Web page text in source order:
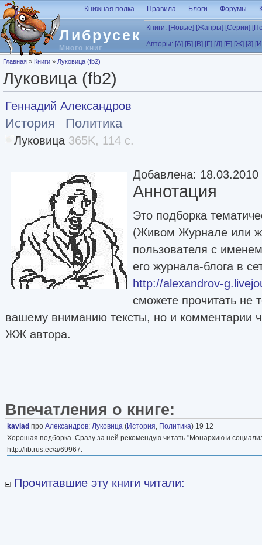
Перейти к основному содержанию
Либрусек
Много книг
Книжная полка Правила Блоги Форумы
Книги: [Новые] [Жанры] [Серии]
Авторы: [А] [Б] [В] [Г] [Д] [Е] [Ж] [З]
Вы здесь
Главная » Книги » Луковица (fb2)
Луковица (fb2)
Геннадий Александров
История Политика
Луковица 365K, 114 с.
Добавлена: 18.03.2010
Аннотация
Это подборка
(Живом Журнале или
пользователя с
его журнала-блога в
http://alexandrov-
сможете прочитать не
вашему вниманию тексты, но и комментарии
ЖЖ автора.
Впечатления о книге:
kavlad про Александров: Луковица (История, Политика) 19 12
Хорошая подборка. Сразу за ней рекомендую читать "Монархию и
http://lib.rus.ec/a/69967.
Прочитавшие эту книги читали: